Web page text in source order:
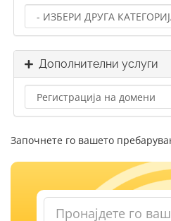
Дополнителни услуги
Започнете го вашето